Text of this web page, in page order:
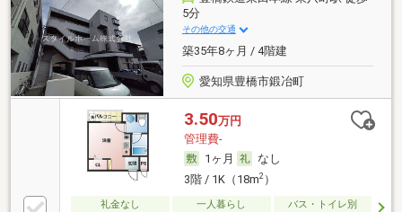
5分
その他の交通
築35年8ヶ月 / 4階建
愛知県豊橋市鍛冶町
3.50万円
管理費-
1ヶ月
なし
3階 / 1K（18m2）
礼金なし 一人暮らし バス・トイレ別